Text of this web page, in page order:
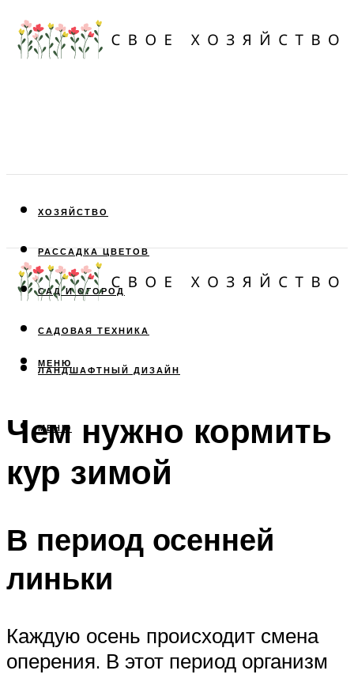
ХОЗЯЙСТВО
РАССАДКА ЦВЕТОВ
САД И ОГОРОД
САДОВАЯ ТЕХНИКА
ЛАНДШАФТНЫЙ ДИЗАЙН
МЕНЮ
МЕНЮ
Чем нужно кормить
кур зимой
В период осенней
линьки
Каждую осень происходит смена
оперения. В этот период организм